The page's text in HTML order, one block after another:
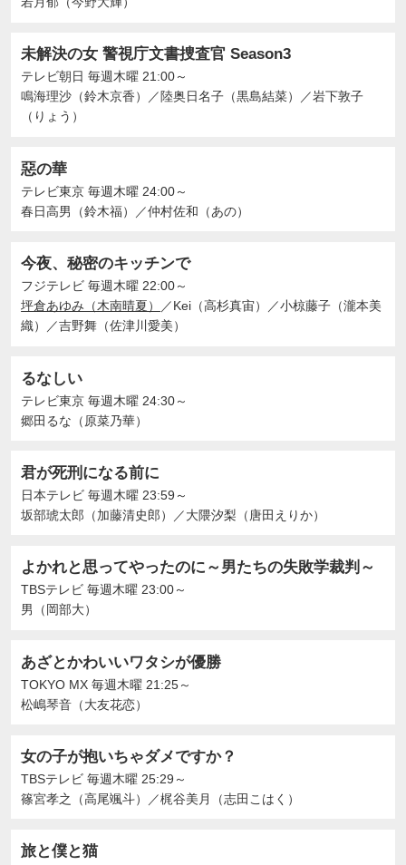
未解決の女 警視庁文書捜査官 Season3
テレビ朝日 毎週木曜 21:00～
鳴海理沙（鈴木京香）
／陸奥日名子（黒島結菜） ／岩下敦子
（りょう）
惡の華
テレビ東京 毎週木曜 24:00～
春日高男（鈴木福）
／仲村佐和（あの）
今夜、秘密のキッチンで
フジテレビ 毎週木曜 22:00～
坪倉あゆみ（木南晴夏）
／Kei（高杉真宙） ／小椋藤子（瀧本美
織）
／吉野舞（佐津川愛美）
るなしい
テレビ東京 毎週木曜 24:30～
郷田るな（原菜乃華）
君が死刑になる前に
日本テレビ 毎週木曜 23:59～
坂部琥太郎（加藤清史郎）
／大隈汐梨（唐田えりか）
よかれと思ってやったのに～男たちの失敗学裁判～
TBSテレビ 毎週木曜 23:00～
男（岡部大）
あざとかわいいワタシが優勝
TOKYO MX 毎週木曜 21:25～
松嶋琴音（大友花恋）
女の子が抱いちゃダメですか？
TBSテレビ 毎週木曜 25:29～
篠宮孝之（高尾颯斗）
／梶谷美月（志田こはく）
旅と僕と猫